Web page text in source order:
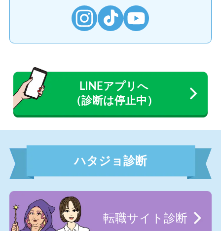
LINEアプリへ
（診断は停止中）
ハタジョ診断
転職サイト診断